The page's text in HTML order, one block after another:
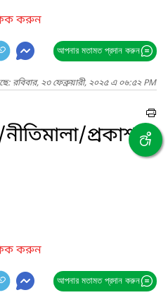
করুন
আপনার মতামত প্রদান করুন
রবিবার, ২৩ ফেব্রুয়ারী, ২০২৫ এ ০৬:৫২ PM
প্রকাশনা
করুন
আপনার মতামত প্রদান করুন